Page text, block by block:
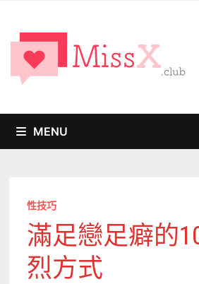
content
MENU
性技巧
滿足戀足癖的
烈方式